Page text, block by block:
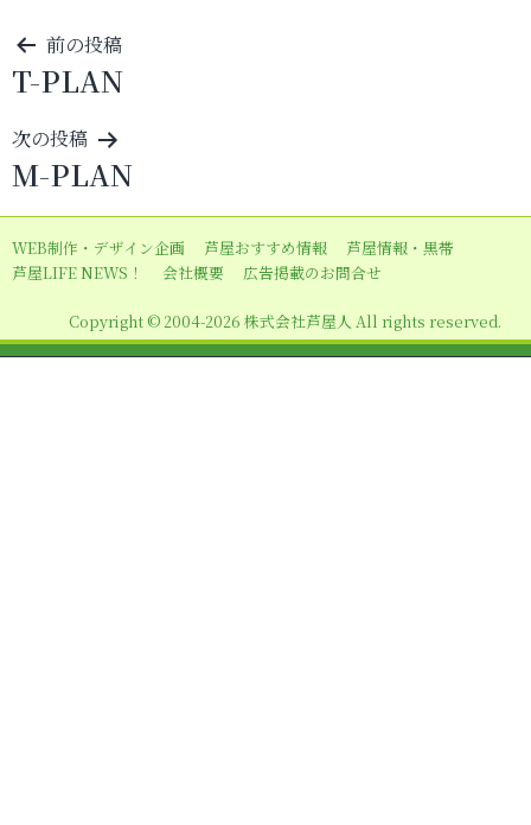
投
稿
ナ
ビ
ゲ
ー
シ
ン
前の投稿
T-PLAN
次の投稿
M-PLAN
WEB制作・デザイン企画 芦屋おすすめ情報
芦屋情報・黒帯
芦屋LIFE NEWS！
会社概要 広告掲載のお問合せ
Copyright © 2004-2026 株式会社芦屋人 All rights reserved.